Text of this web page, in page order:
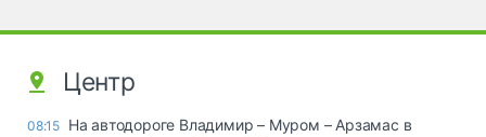
Центр
08:15 На автодороге Владимир – Муром – Арзамас в